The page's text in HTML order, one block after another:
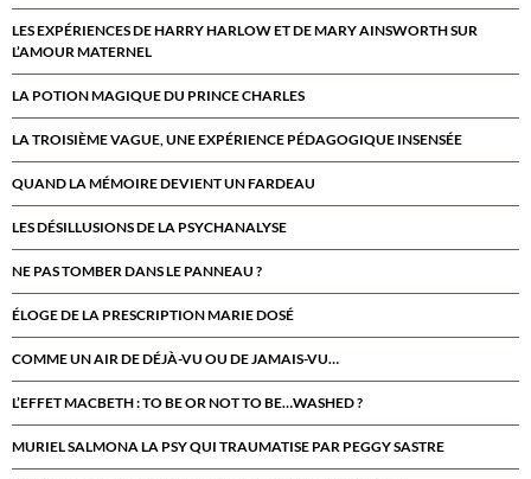
LES EXPÉRIENCES DE HARRY HARLOW ET DE MARY AINSWORTH SUR
L’AMOUR MATERNEL
LA POTION MAGIQUE DU PRINCE CHARLES
LA TROISIÈME VAGUE, UNE EXPÉRIENCE PÉDAGOGIQUE INSENSÉE
QUAND LA MÉMOIRE DEVIENT UN FARDEAU
LES DÉSILLUSIONS DE LA PSYCHANALYSE
NE PAS TOMBER DANS LE PANNEAU ?
ÉLOGE DE LA PRESCRIPTION MARIE DOSÉ
COMME UN AIR DE DÉJÀ-VU OU DE JAMAIS-VU…
L’EFFET MACBETH : TO BE OR NOT TO BE…WASHED ?
MURIEL SALMONA LA PSY QUI TRAUMATISE PAR PEGGY SASTRE